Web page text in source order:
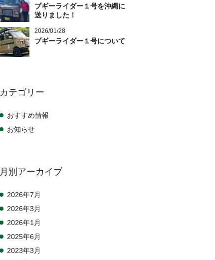
ブギーライダー１号を沖縄に
送りました！
2026/01/28
ブギーライダー１号について
カテゴリー
おすすめ情報
お知らせ
月別アーカイブ
2026年7月
2026年3月
2026年1月
2025年6月
2023年3月